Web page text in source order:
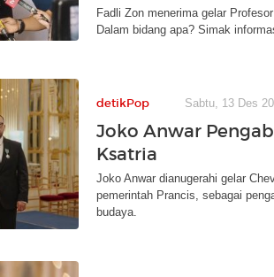
Fadli Zon menerima gelar
Dalam bidang apa? Simak
detikPop Sabtu, 13 Des
Joko Anwar
Ksatria
Joko Anwar dianugerahi gelar
pemerintah Prancis, sebagai
budaya.